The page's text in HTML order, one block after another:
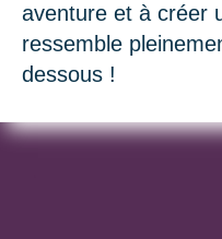
aventure et à créer
ressemble
dessous !